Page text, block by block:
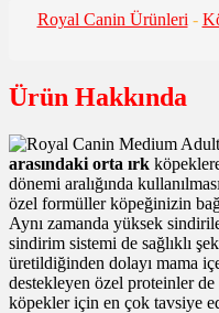
Royal Canin Ürünleri -
Ürün Hakkında
arasındaki orta ırk
dönemi aralığında
özel formüller köpeğinizin
Aynı zamanda yüksek
sindirim sistemi de sağlıklı
üretildiğinden dolayı mama
destekleyen özel proteinler
köpekler için en çok tavsiye